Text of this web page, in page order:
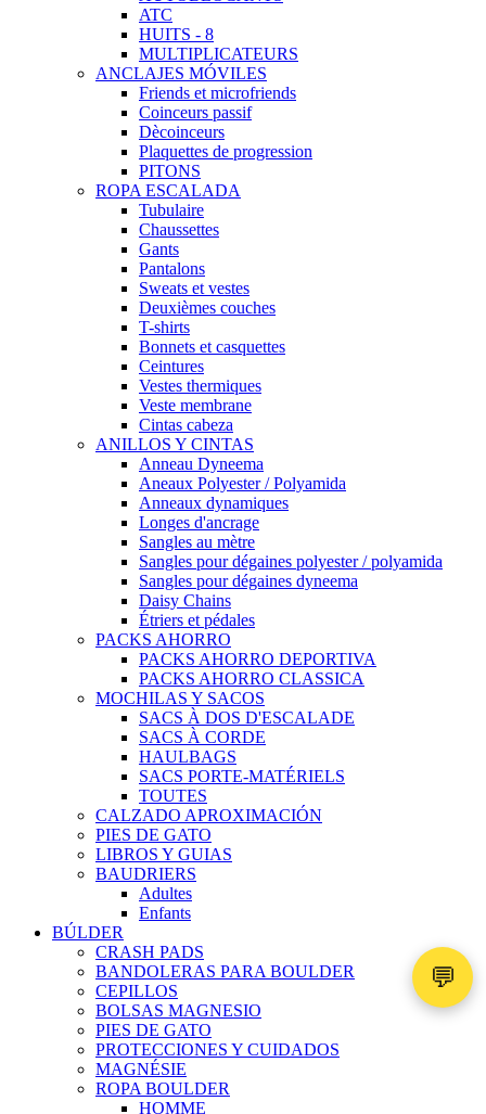
ATC
HUITS - 8
MULTIPLICATEURS
ANCLAJES MÓVILES
Friends et microfriends
Coinceurs passif
Dècoinceurs
Plaquettes de progression
PITONS
ROPA ESCALADA
Tubulaire
Chaussettes
Gants
Pantalons
Sweats et vestes
Deuxièmes couches
T-shirts
Bonnets et casquettes
Ceintures
Vestes thermiques
Veste membrane
Cintas cabeza
ANILLOS Y CINTAS
Anneau Dyneema
Aneaux Polyester / Polyamida
Anneaux dynamiques
Longes d'ancrage
Sangles au mètre
Sangles pour dégaines polyester / polyamida
Sangles pour dégaines dyneema
Daisy Chains
Étriers et pédales
PACKS AHORRO
PACKS AHORRO DEPORTIVA
PACKS AHORRO CLASSICA
MOCHILAS Y SACOS
SACS À DOS D'ESCALADE
SACS À CORDE
HAULBAGS
SACS PORTE-MATÉRIELS
TOUTES
CALZADO APROXIMACIÓN
PIES DE GATO
LIBROS Y GUIAS
BAUDRIERS
Adultes
Enfants
BÚLDER
CRASH PADS
BANDOLERAS PARA BOULDER
CEPILLOS
BOLSAS MAGNESIO
PIES DE GATO
PROTECCIONES Y CUIDADOS
MAGNÉSIE
ROPA BOULDER
HOMME
💬